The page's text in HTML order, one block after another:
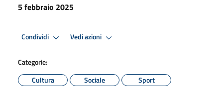
5 febbraio 2025
Condividi Vedi azioni
Categorie:
Cultura
Sociale Sport